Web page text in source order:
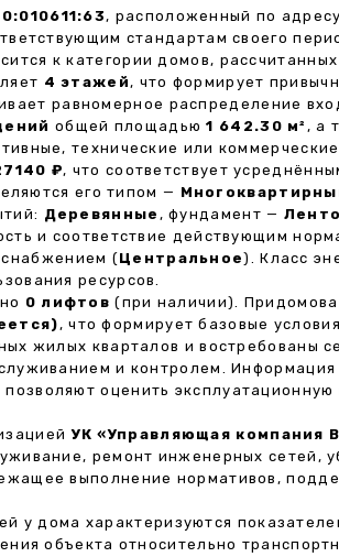
, расположенный по адресу
стандартам своего
к категории домов,
4 этажей, что формирует
равномерное распределение
общей площадью1 642.30 м² , а
технические или
₽, что соответствует
его типом —
Деревянные , фундамент —
и соответствие действующим
(Центральное). Класс
ресурсов.
0 лифтов (при наличии).
, что формирует базовые
жилых кварталов и
и контролем.
оценить
УК «Управляющая компания
ремонт инженерных сетей,
выполнение нормативов,
у дома характеризуются
объекта относительно